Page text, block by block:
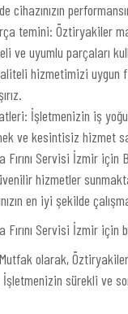
cihazınızın
temini: Öztiryakiler
ve uyumlu parçaları
hizmetimizi uygun
İşletmenizin iş
ve kesintisiz hizmet
Fırını Servisi İzmir
hizmetler
en iyi şekilde
Fırını Servisi İzmir
olarak, Öztiryakiler
sürekli ve